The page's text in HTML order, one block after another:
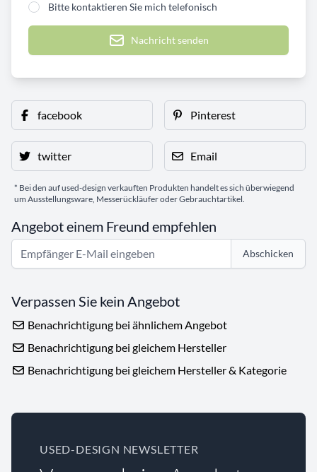
Bitte kontaktieren Sie mich telefonisch
Nachricht senden
facebook Pinterest
twitter Email
* Bei den auf used-design verkauften Produkten handelt es sich überwiegend
um Ausstellungsware, Messerückläufer oder Gebrauchtartikel.
Angebot einem Freund empfehlen
Abschicken
Verpassen Sie kein Angebot
Benachrichtigung bei ähnlichem Angebot
Benachrichtigung bei gleichem Hersteller
Benachrichtigung bei gleichem Hersteller & Kategorie
USED-DESIGN NEWSLETTER